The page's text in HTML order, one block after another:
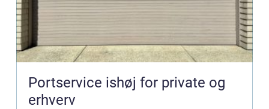
Portservice ishøj for private og
erhverv